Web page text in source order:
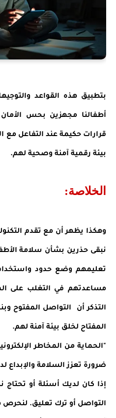
بتطبيق هذه القواعد
أطفالنا مجهزين بحس الأمان
قرارات حكيمة عند التفاعل مع
بيئة رقمية آمنة وصحية لهم.
الخلاصة:
وهكذا يظهر أن مع تقدم
نبقى حذرين بشأن سلامة
تعليمهم وضع حدود واستخدام
مساعدتهم في التغلب على
التذكر أن التواصل المفتوح
المفتاح لخلق بيئة آمنة لهم.
"الحماية من المخاطر
ضرورة تعزز السلامة والإبداع
إذا كان لديك أسئلة أو تحتاج
التواصل أو ترك تعليق. لنحرص